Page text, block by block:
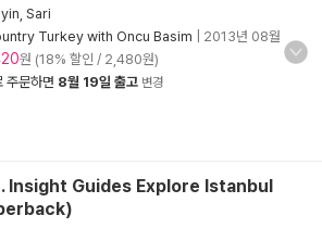
Sari
Turkey with Oncu Basim
2013년 08월
원 (18% 할인 / 2,480원)
주문하면 8월 19일 출고 변경
Insight Guides Explore Istanbul